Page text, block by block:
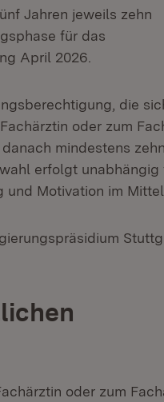
Jahren jeweils zehn
für das
April 2026.
die
oder zum
mindestens
erfolgt unabhängig
Motivation im
oder zum